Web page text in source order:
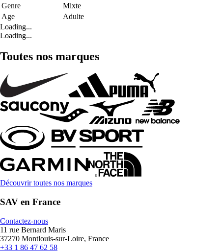
Genre
Mixte
Age
Adulte
Loading...
Loading...
Toutes nos marques
Découvrir toutes nos marques
SAV en France
Contactez-nous
11 rue Bernard Maris
37270 Montlouis-sur-Loire, France
+33 1 86 47 62 58